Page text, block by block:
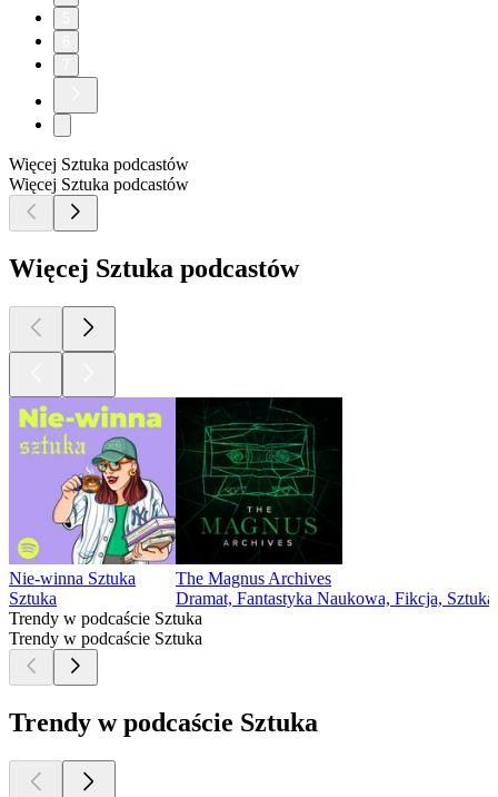
Więcej Sztuka podcastów
Więcej Sztuka podcastów
Więcej Sztuka podcastów
Nie-winna Sztuka
Sztuka
The Magnus Archives
Dramat, Fantastyka Naukowa, Fikcja,
Trendy w podcaście Sztuka
Trendy w podcaście Sztuka
Trendy w podcaście Sztuka